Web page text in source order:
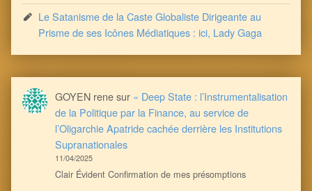
Le Satanisme de la Caste Globaliste Dirigeante au
Prisme de ses Icônes Médiatiques : ici, Lady Gaga
GOYEN renesur « Deep State : l’Instrumentalisation
de la Politique par la Finance, au service de
l’Oligarchie Apatride cachée derrière les Institutions
Supranationales
11/04/2025
Clair Évident Confirmation de mes présomptions